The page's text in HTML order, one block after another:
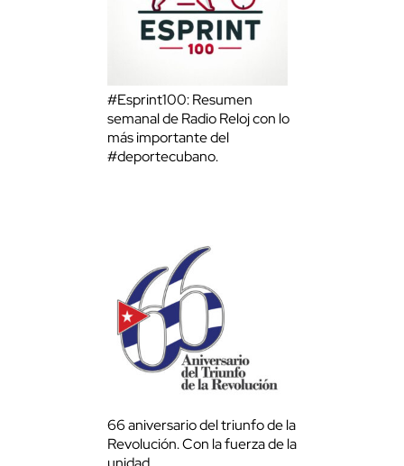
#Esprint100: Resumen
semanal de Radio Reloj con lo
más importante del
#deportecubano.
66 aniversario del triunfo de la
Revolución. Con la fuerza de la